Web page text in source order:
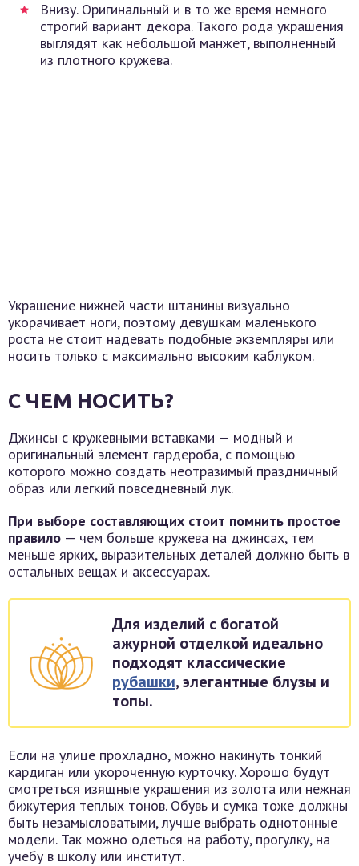
Внизу. Оригинальный и в то же время немного
строгий вариант декора. Такого рода украшения
выглядят как небольшой манжет, выполненный
из плотного кружева.
Украшение нижней части штанины визуально
укорачивает ноги, поэтому девушкам маленького
роста не стоит надевать подобные экземпляры или
носить только с максимально высоким каблуком.
С ЧЕМ НОСИТЬ?
Джинсы с кружевными вставками — модный и
оригинальный элемент гардероба, с помощью
которого можно создать неотразимый праздничный
образ или легкий повседневный лук.
При выборе составляющих стоит помнить простое
правило — чем больше кружева на джинсах, тем
меньше ярких, выразительных деталей должно быть в
остальных вещах и аксессуарах.
Для изделий с богатой
ажурной отделкой идеально
подходят классические
рубашки, элегантные блузы и
топы.
Если на улице прохладно, можно накинуть тонкий
кардиган или укороченную курточку. Хорошо будут
смотреться изящные украшения из золота или нежная
бижутерия теплых тонов. Обувь и сумка тоже должны
быть незамысловатыми, лучше выбрать однотонные
модели. Так можно одеться на работу, прогулку, на
учебу в школу или институт.